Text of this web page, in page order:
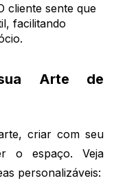
cliente sente que
facilitando
Arte de
criar com seu
o espaço. Veja
personalizáveis: